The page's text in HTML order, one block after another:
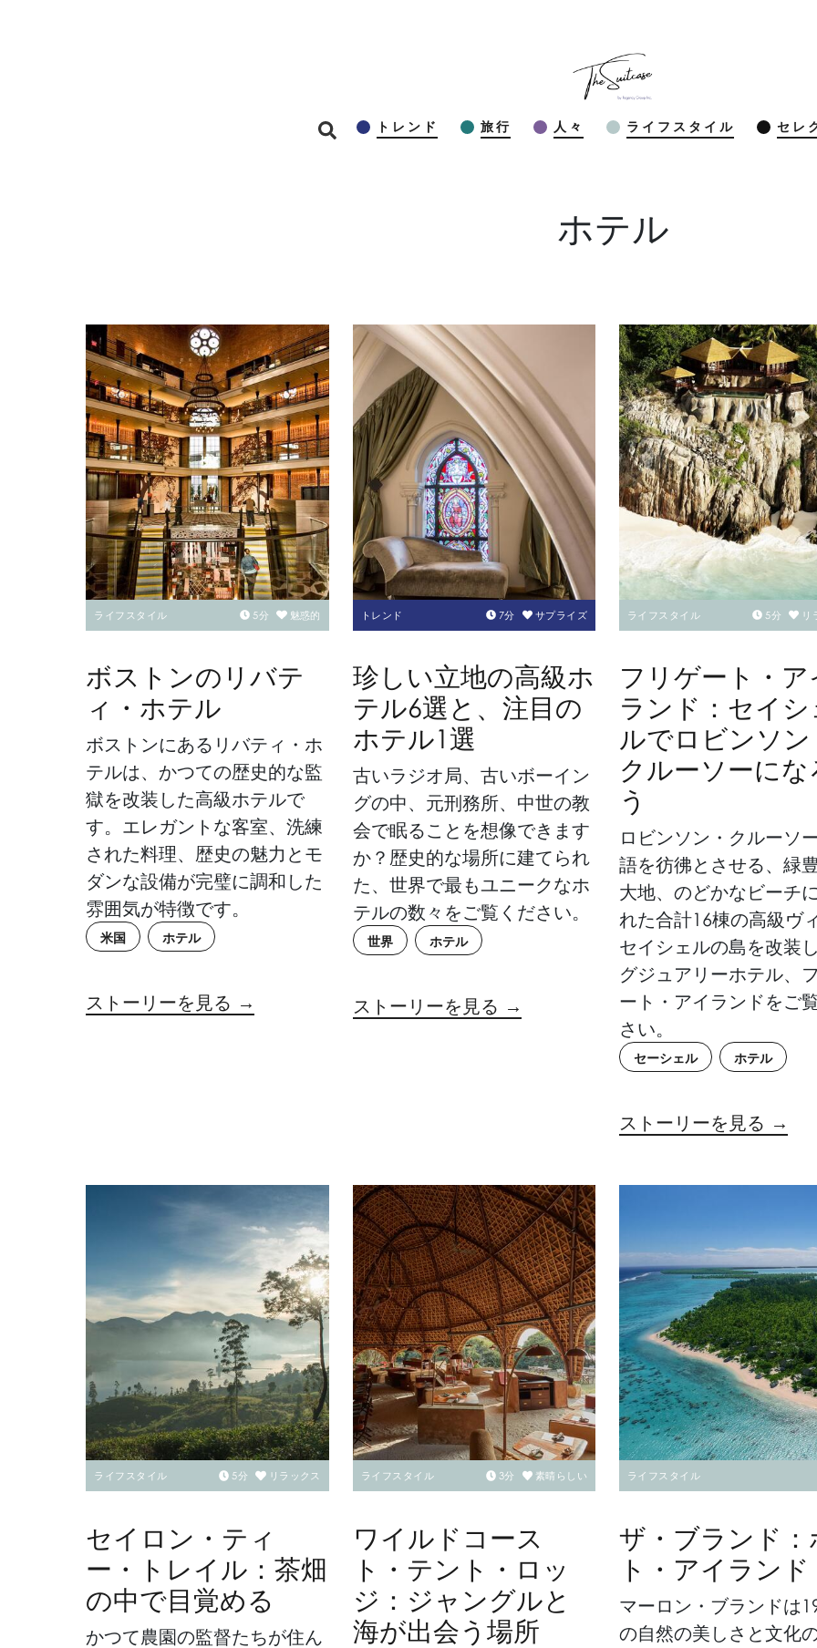
トレンド 旅行 人々 ライフスタイル セレ
ホテル
ライフスタイル 5分 魅惑的
ボストンのリバテ
ィ・ホテル
ボストンにあるリバティ・ホ
テルは、かつての歴史的な監
獄を改装した高級ホテルで
す。エレガントな客室、洗練
された料理、歴史の魅力とモ
ダンな設備が完璧に調和した
雰囲気が特徴です。
米国 ホテル
ストーリーを見る →
トレンド 7分 サプライズ
珍しい立地の高級ホ
テル6選と、注目の
ホテル1選
古いラジオ局、古いボーイン
グの中、元刑務所、中世の教
会で眠ることを想像できます
か？歴史的な場所に建てられ
た、世界で最もユニークなホ
テルの数々をご覧ください。
世界 ホテル
ストーリーを見る →
ライフスタイル 5分 リ
フリゲート・ア
ランド：セイシ
ルでロビンソン
クルーソーにな
う
ロビンソン・クルーソ
語を彷彿とさせる、緑
大地、のどかなビーチ
れた合計16棟の高級ヴ
セイシェルの島を改装
グジュアリーホテル、
ート・アイランドをご
さい。
セーシェル ホテル
ストーリーを見る →
ライフスタイル 5分 リラックス
セイロン・ティ
ー・トレイル：茶畑
の中で目覚める
かつて農園の監督たちが住ん
ライフスタイル 3分 素晴らしい
ワイルドコース
ト・テント・ロッ
ジ：ジャングルと
海が出会う場所
ライフスタイル
ザ・ブランド
ト・アイランド
マーロン・ブランドは
の自然の美しさと文化